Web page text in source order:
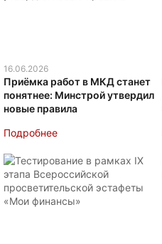
16.06.2026
Приёмка работ в МКД станет
понятнее: Минстрой утвердил
новые правила
Подробнее